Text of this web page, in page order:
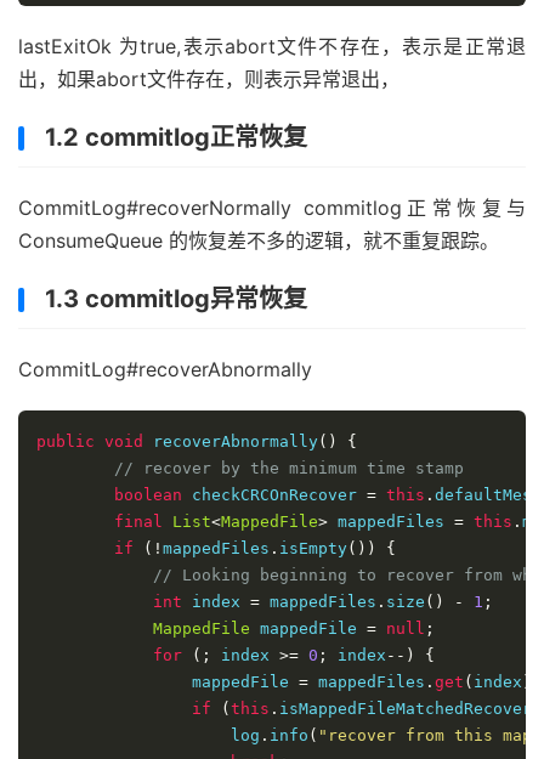
lastExitOk 为true,表示abort文件不存在，表示是正常退
出，如果abort文件存在，则表示异常退出，
1.2 commitlog正常恢复
CommitLog#recoverNormally commitlog正常恢复与
ConsumeQueue 的恢复差不多的逻辑，就不重复跟踪。
1.3 commitlog异常恢复
CommitLog#recoverAbnormally
public void recoverAbnormally()
{
// recover by the minimum time stamp
boolean checkCRCOnRecover = this .
final
List<MappedFile> mappedFiles = this .
if
(! mappedFiles . isEmpty())
{
// Looking beginning to recover from
int index = mappedFiles . size () - 1 ;
MappedFile mappedFile = null ;
for
(; index >= 0 ; index --)
{
                mappedFile
= mappedFiles . get ( index
if
( this . isMappedFileMatchedRecover
                    log
. info ( "recover from this